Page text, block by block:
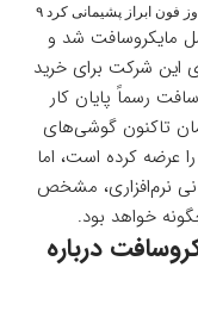
فون ابراز پشیمانی کرد ۹
مایکرو‌سافت شد و
۷.۶ میلیارد دلاری این شرکت برای خرید
رسماً پایان کار
تاکنون گوشی‌های
اندرویدی Surface Duo و Surface Duo 2 را عرضه کرده است، اما
نرم‌افزاری، مشخص
خواهد بود.
درباره